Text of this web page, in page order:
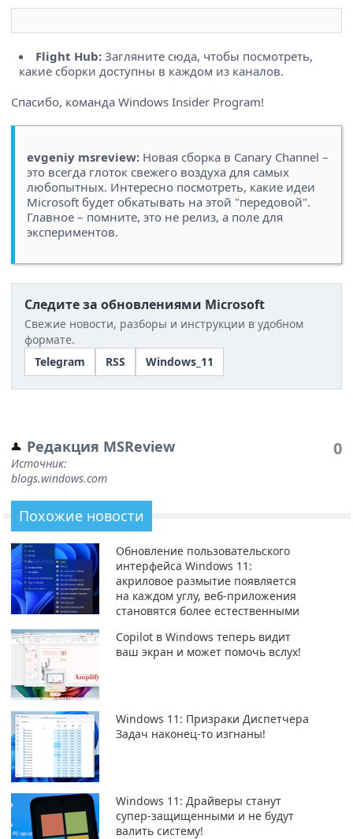
Flight Hub: Загляните сюда, чтобы посмотреть,
какие сборки доступны в каждом из каналов.
Спасибо, команда Windows Insider Program!
evgeniy msreview: Новая сборка в Canary Channel –
это всегда глоток свежего воздуха для самых
любопытных. Интересно посмотреть, какие идеи
Microsoft будет обкатывать на этой "передовой".
Главное – помните, это не релиз, а поле для
экспериментов.
Следите за обновлениями Microsoft
Свежие новости, разборы и инструкции в удобном
формате.
Telegram
RSS Windows_11
Редакция MSReview
Источник:
blogs.windows.com
0
Похожие новости
Обновление пользовательского
интерфейса Windows 11:
акриловое размытие появляется
на каждом углу, веб-приложения
становятся более естественными
Copilot в Windows теперь видит
ваш экран и может помочь вслух!
Windows 11: Призраки Диспетчера
Задач наконец-то изгнаны!
Windows 11: Драйверы станут
супер-защищенными и не будут
валить систему!